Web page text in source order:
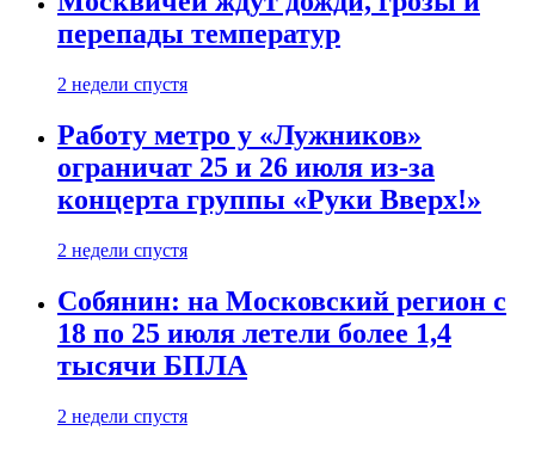
перепады температур
2 недели спустя
Работу метро у «Лужников»
ограничат 25 и 26 июля из-за
концерта группы «Руки Вверх!»
2 недели спустя
Собянин: на Московский регион с
18 по 25 июля летели более 1,4
тысячи БПЛА
2 недели спустя